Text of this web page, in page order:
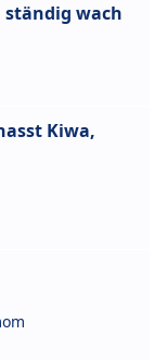
ständig wach
Kiwa,